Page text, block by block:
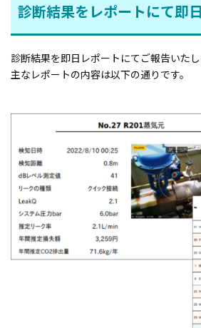
診断結果をレポートにて即
診断結果を即日レポートにてご報告いたし
主なレポートの内容は以下の通りです。